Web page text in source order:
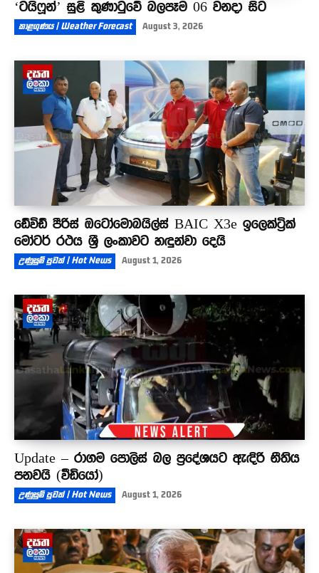
‘ටයිෆූන්’ සුළි කුණාටුවේ බලපෑම 06 වනදා සිට
කාළගුණය | Weather Forecast August 3, 2026
ඩේවිඩ් පීරිස් ඔටෝමොබයිල්ස් BAIC X3e ඉලෙක්ට්‍රික්
මෝටර් රථය ශ්‍රී ලංකාවට හඳුන්වා දෙයි
උණුසුම් පුවත් | Hot News August 1, 2026
Update – රාගම පොලිස් බල ප්‍රදේශයට ඇඳිරි නීතිය
පනවයි (වීඩියෝ)
උණුසුම් පුවත් | Hot News August 1, 2026